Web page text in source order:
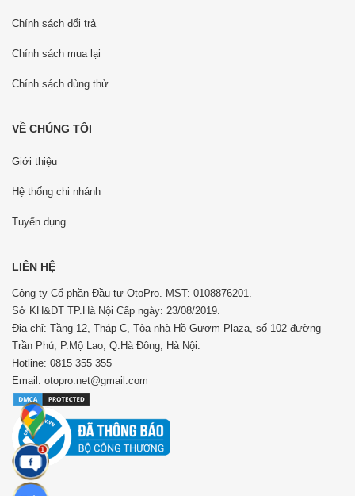
Chính sách đổi trả
Chính sách mua lại
Chính sách dùng thử
VỀ CHÚNG TÔI
Giới thiệu
Hệ thống chi nhánh
Tuyển dụng
LIÊN HỆ
Công ty Cổ phần Đầu tư OtoPro. MST: 0108876201.
Sở KH&ĐT TP.Hà Nội Cấp ngày: 23/08/2019.
Địa chỉ: Tầng 12, Tháp C, Tòa nhà Hồ Gươm Plaza, số 102 đường
Trần Phú, P.Mộ Lao, Q.Hà Đông, Hà Nội.
Hotline: 0815 355 355
Email: otopro.net@gmail.com